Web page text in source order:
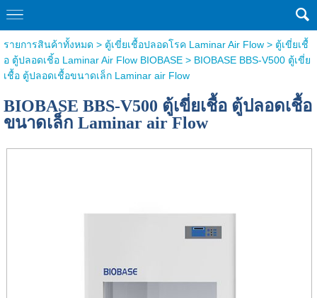
รายการสินค้าทั้งหมด > ตู้เขี่ยเชื้อปลอดโรค Laminar Air Flow> ตู้เขี่ยเชื้
อ ตู้ปลอดเชิ้อ Laminar Air Flow BIOBASE> BIOBASE BBS-V500 ตู้เขี่ย
เชื้อ ตู้ปลอดเชื้อขนาดเล็ก Laminar air Flow
BIOBASE BBS-V500 ตู้เขี่ยเชื้อ ตู้ปลอดเชื้อ
ขนาดเล็ก Laminar air Flow